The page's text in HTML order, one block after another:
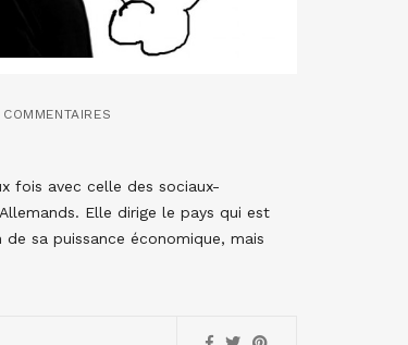
fois avec celle des sociaux-
Elle dirige le pays qui est
sa puissance économique, mais